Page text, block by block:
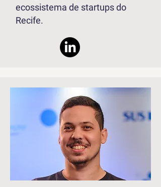
ecossistema de startups do
Recife.